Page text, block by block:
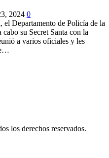
2024 0
Departamento de Policía de la
su Secret Santa con la
a varios oficiales y les
los derechos reservados.